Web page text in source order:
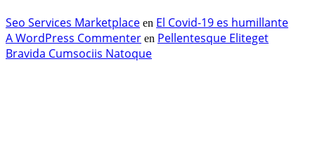
Seo Services Marketplace en El Covid-19 es humillante
A WordPress Commenter en Pellentesque Eliteget
Bravida Cumsociis Natoque